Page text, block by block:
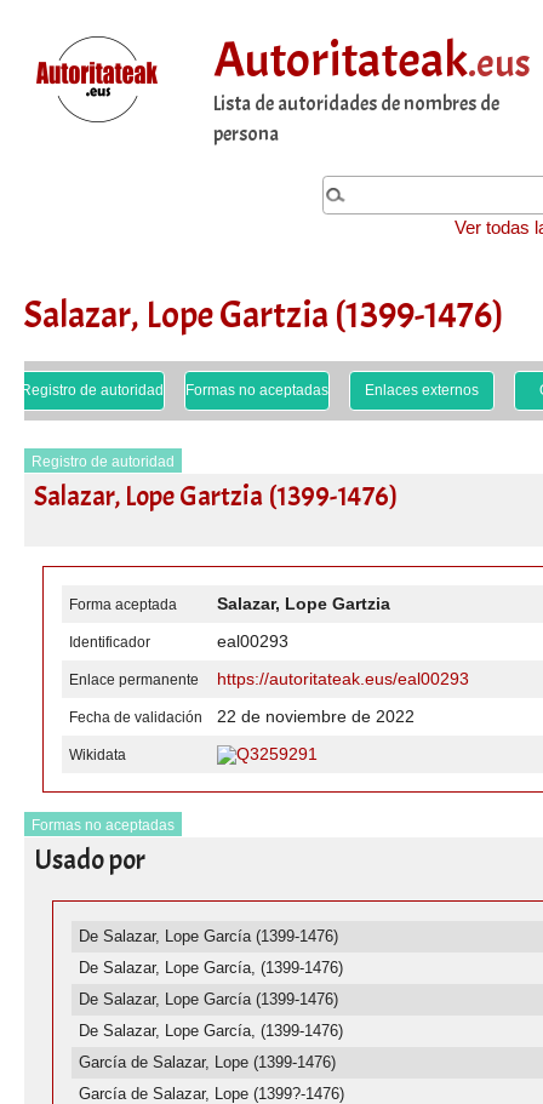
Autoritateak.eus
Lista de autoridades de nombres de
persona
Ver todas
Salazar, Lope Gartzia (1399-1476)
Registro de autoridad Formas no aceptadas Enlaces externos
Registro de autoridad
Salazar, Lope Gartzia (1399-1476)
Forma aceptada Salazar, Lope Gartzia
Identificador eal00293
Enlace permanente https://autoritateak.eus/eal00293
Fecha de validación 22 de noviembre de 2022
Wikidata Q3259291
Formas no aceptadas
Usado por
De Salazar, Lope García (1399-1476)
De Salazar, Lope García, (1399-1476)
De Salazar, Lope García (1399-1476)
De Salazar, Lope García, (1399-1476)
García de Salazar, Lope (1399-1476)
García de Salazar, Lope (1399?-1476)